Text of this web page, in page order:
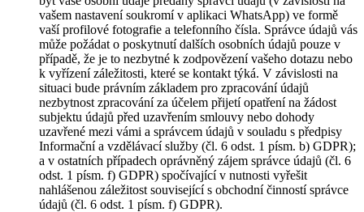
vašem nastavení soukromí v aplikaci WhatsApp) ve formě
vaší profilové fotografie a telefonního čísla. Správce údajů vás
může požádat o poskytnutí dalších osobních údajů pouze v
případě, že je to nezbytné k zodpovězení vašeho dotazu nebo
k vyřízení záležitosti, které se kontakt týká. V závislosti na
situaci bude právním základem pro zpracování údajů
nezbytnost zpracování za účelem přijetí opatření na žádost
subjektu údajů před uzavřením smlouvy nebo dohody
uzavřené mezi vámi a správcem údajů v souladu s předpisy
Informační a vzdělávací služby (čl. 6 odst. 1 písm. b) GDPR);
a v ostatních případech oprávněný zájem správce údajů (čl. 6
odst. 1 písm. f) GDPR) spočívající v nutnosti vyřešit
nahlášenou záležitost související s obchodní činností správce
údajů (čl. 6 odst. 1 písm. f) GDPR).